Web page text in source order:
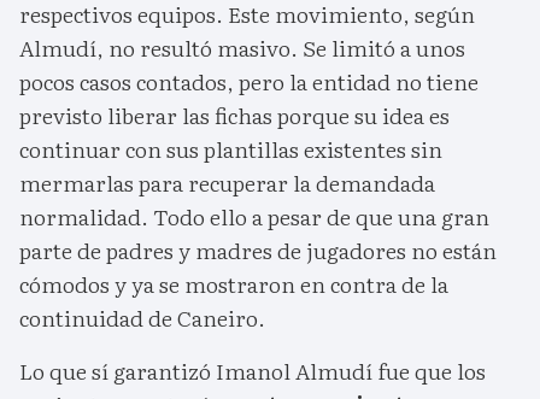
respectivos equipos. Este movimiento, según
Almudí, no resultó masivo. Se limitó a unos
pocos casos contados, pero la entidad no tiene
previsto liberar las fichas porque su idea es
continuar con sus plantillas existentes sin
mermarlas para recuperar la demandada
normalidad. Todo ello a pesar de que una gran
parte de padres y madres de jugadores no están
cómodos y ya se mostraron en contra de la
continuidad de Caneiro.
Lo que sí garantizó Imanol Almudí fue que los